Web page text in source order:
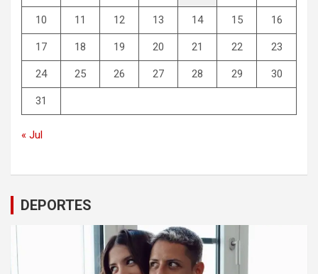
10 11 12 13 14 15 16
17 18 19 20 21 22 23
24 25 26 27 28 29 30
31
« Jul
DEPORTES